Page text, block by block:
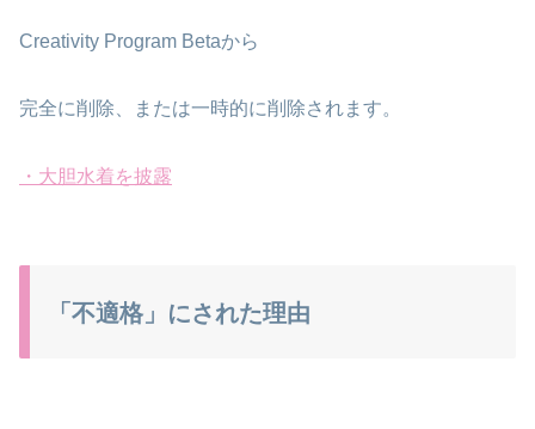
Creativity Program Betaから
完全に削除、または一時的に削除されます。
・大胆水着を披露
「不適格」にされた理由